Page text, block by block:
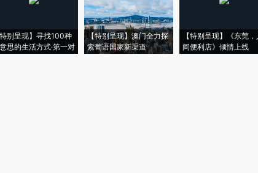
特别呈现】寻找100种
思的生活方式·第一对
【特别呈现】澳门全力探
索葡语国家新渠道
【特别呈现】《东莞，
间便利店》倾情上线